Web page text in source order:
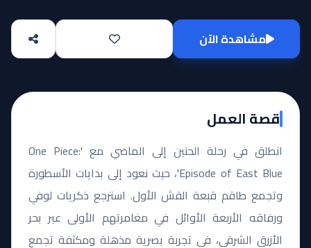
مشاهدة الآن
قصة العمل
انطلق في رحلة الحنين إلى الماضي مع 'One Piece:
Episode of East Blue'، حيث نعود إلى بدايات الأسطورة
وتجمع طاقم قبعة القش الأول. استرجع ذكريات لوفي
ورفاقه الأربعة الأوائل في مغامرتهم الأولى عبر بحر
الأزرق الشرقي، في تجربة بصرية مذهلة ومكثفة تجمع